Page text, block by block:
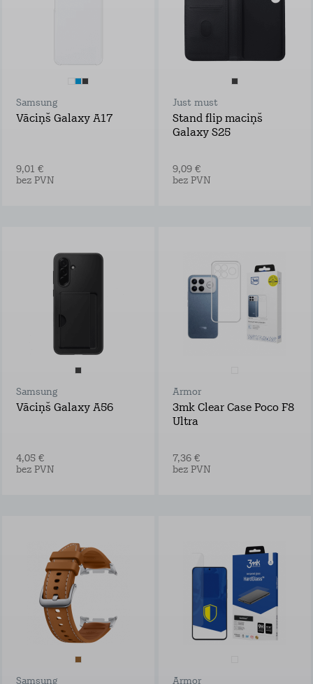
Samsung
Vāciņš Galaxy A17
9,01 €
bez PVN
Just must
Stand flip maciņš
Galaxy S25
9,09 €
bez PVN
Samsung
Vāciņš Galaxy A56
4,05 €
bez PVN
Armor
3mk Clear Case Poco F8
Ultra
7,36 €
bez PVN
Samsung Armor